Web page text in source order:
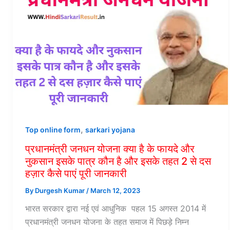
Top online form,sarkari yojana
प्रधानमंत्री जनधन योजना क्या है के फायदे और
नुकसान इसके पात्र कौन है और इसके तहत 2 से दस
हज़ार कैसे पाएं पूरी जानकारी
By Durgesh Kumar / March 12, 2023
भारत सरकार द्वारा नई एवं आधुनिक पहल 15 अगस्त 2014 में
प्रधानमंत्री जनधन योजना के तहत समाज में पिछड़े निम्न